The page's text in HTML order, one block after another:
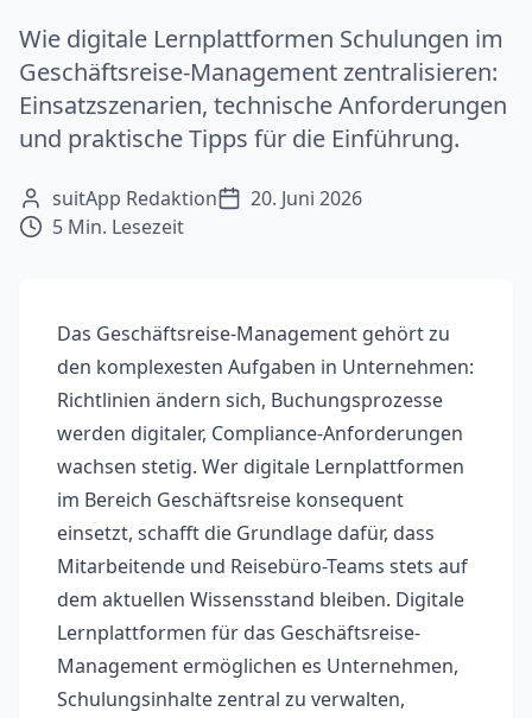
Wie digitale Lernplattformen Schulungen im
Geschäftsreise-Management zentralisieren:
Einsatzszenarien, technische Anforderungen
und praktische Tipps für die Einführung.
suitApp Redaktion
20. Juni 2026
5 Min. Lesezeit
Das Geschäftsreise-Management gehört zu
den komplexesten Aufgaben in Unternehmen:
Richtlinien ändern sich, Buchungsprozesse
werden digitaler, Compliance-Anforderungen
wachsen stetig. Wer digitale Lernplattformen
im Bereich Geschäftsreise konsequent
einsetzt, schafft die Grundlage dafür, dass
Mitarbeitende und Reisebüro-Teams stets auf
dem aktuellen Wissensstand bleiben. Digitale
Lernplattformen für das Geschäftsreise-
Management ermöglichen es Unternehmen,
Schulungsinhalte zentral zu verwalten,